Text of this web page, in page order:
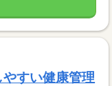
すい健康管理